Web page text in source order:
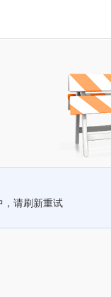
，请刷新重试